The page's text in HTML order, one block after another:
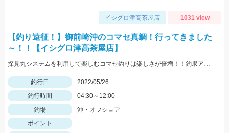
イシグロ津高茶屋店 1031 view
【釣り遠征！】御前崎沖のコマセ真鯛！行ってきました
～！！【イシグロ津高茶屋店】
探見丸システムを利用して楽しむコマセ釣りは楽しさが倍増！！釣果アップの秘訣も！！
釣行日
2022/05/26
釣行時間
04:30～12:00
釣場
沖・オフショア
ポイント